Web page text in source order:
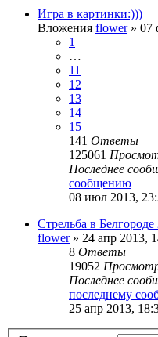
Игра в картинки:)))
Вложения flower» 07
1
…
11
12
13
14
15
141 Ответы
125061
Последнее
сообщению
08 июл 2013,
Стрельба в
flower» 24 апр 2013,
8 Ответы
19052
Последнее
последнему
25 апр 2013,